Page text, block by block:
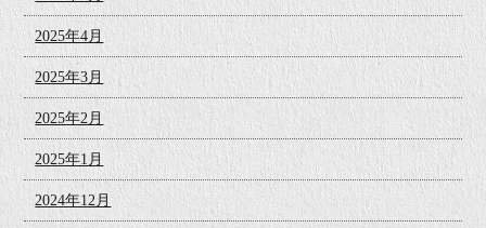
2025年4月
2025年3月
2025年2月
2025年1月
2024年12月